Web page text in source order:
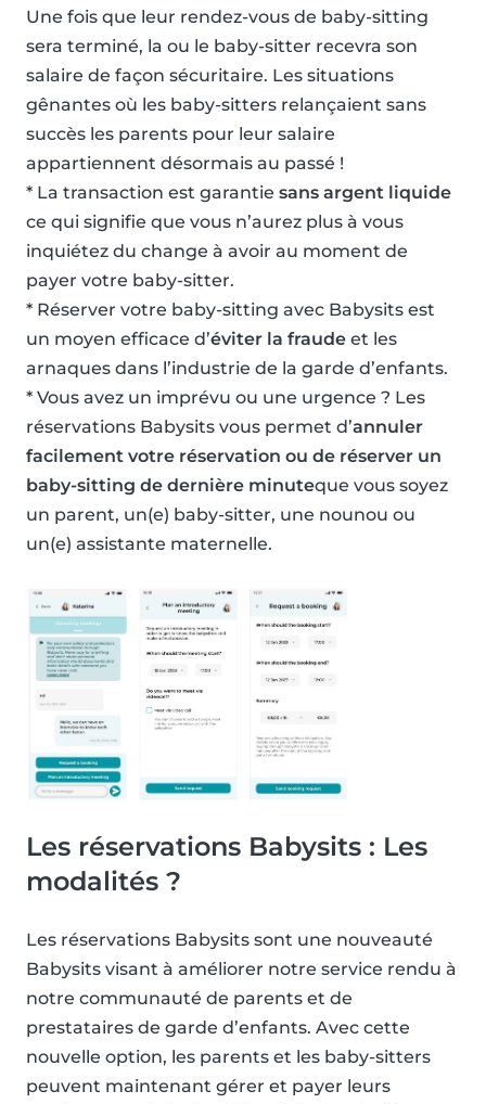
Une fois que leur rendez-vous de baby-sitting
sera terminé, la ou le baby-sitter recevra son
salaire de façon sécuritaire. Les situations
gênantes où les baby-sitters relançaient sans
succès les parents pour leur salaire
appartiennent désormais au passé !
* La transaction est garantie sans argent liquide
ce qui signifie que vous n’aurez plus à vous
inquiétez du change à avoir au moment de
payer votre baby-sitter.
* Réserver votre baby-sitting avec Babysits est
un moyen efficace d’éviter la fraude et les
arnaques dans l’industrie de la garde d’enfants.
* Vous avez un imprévu ou une urgence ? Les
réservations Babysits vous permet d’annuler
facilement votre réservation ou de réserver un
baby-sitting de dernière minuteque vous soyez
un parent, un(e) baby-sitter, une nounou ou
un(e) assistante maternelle.
Les réservations Babysits : Les
modalités ?
Les réservations Babysits sont une nouveauté
Babysits visant à améliorer notre service rendu à
notre communauté de parents et de
prestataires de garde d’enfants. Avec cette
nouvelle option, les parents et les baby-sitters
peuvent maintenant gérer et payer leurs